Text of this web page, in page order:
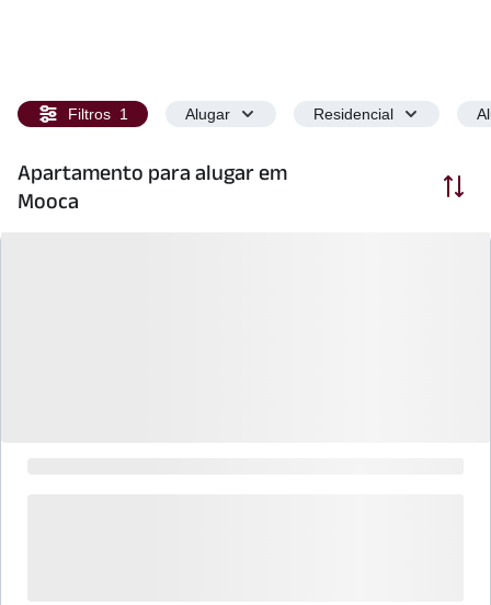
Filtros 1 Alugar Residencial
Apartamento para alugar em
Mooca
Ordenar